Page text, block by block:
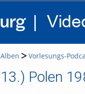
Alben Vorlesungs-
13.) Polen